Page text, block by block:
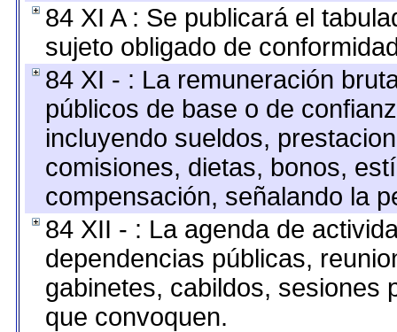
84 XI A : Se publicará el
sujeto obligado de
84 XI - : La remuneración
públicos de base o de
incluyendo sueldos,
comisiones, dietas, bonos,
compensación, señalando la
84 XII - : La agenda de
dependencias públicas,
gabinetes, cabildos, sesiones
que convoquen.